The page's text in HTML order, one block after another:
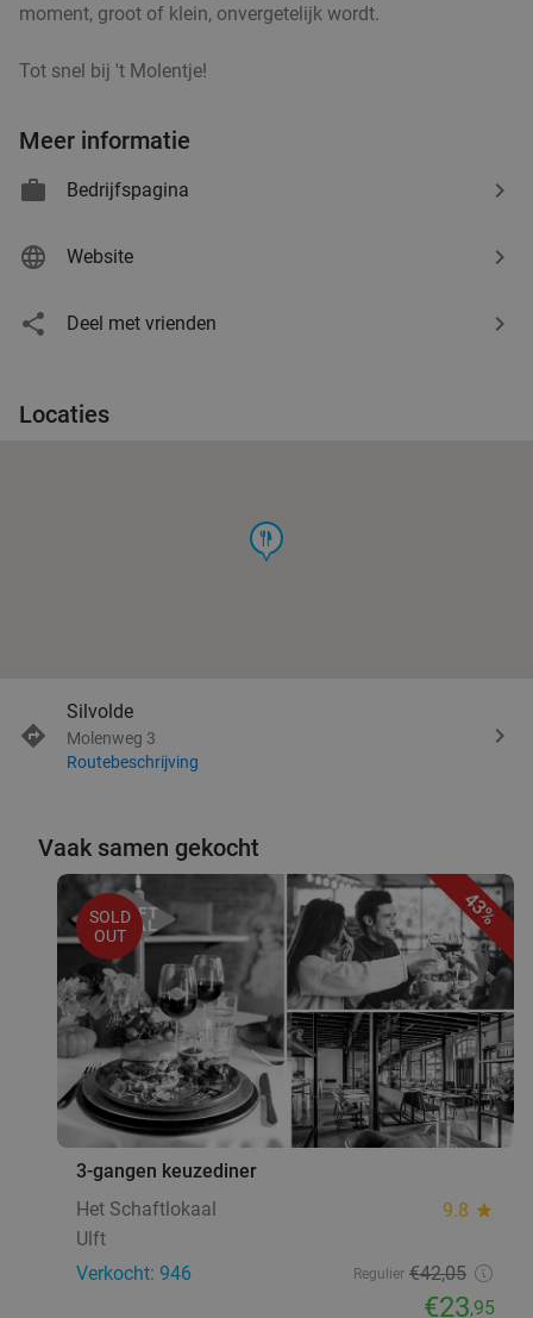
moment, groot of klein, onvergetelijk wordt.
Tot snel bij 't Molentje!
Meer informatie
Bedrijfspagina
Website
Deel met vrienden
Locaties
food
Silvolde
Molenweg 3
Routebeschrijving
Vaak samen gekocht
43%
SOLD
OUT
3-gangen keuzediner
Het Schaftlokaal
9.8 star
Ulft
Verkocht: 946
Regulier €42,05
€23,95